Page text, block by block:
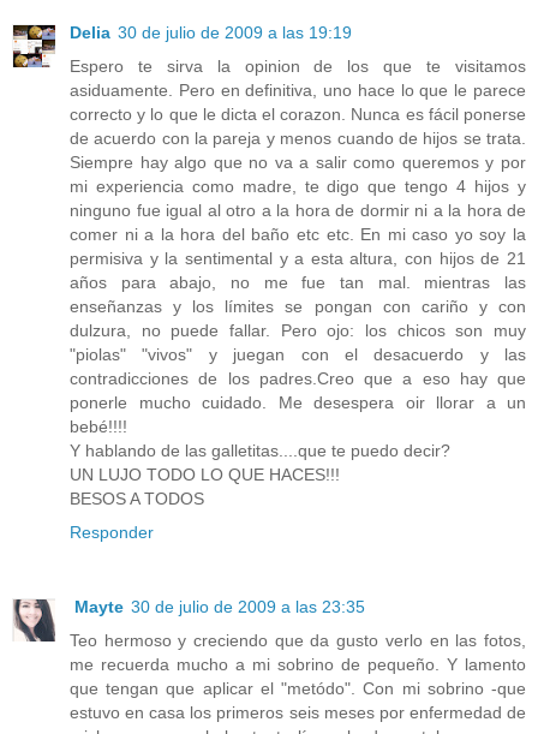
Delia 30 de julio de 2009 a las 19:19
Espero te sirva la opinion de los que te visitamos
asiduamente. Pero en definitiva, uno hace lo que le parece
correcto y lo que le dicta el corazon. Nunca es fácil ponerse
de acuerdo con la pareja y menos cuando de hijos se trata.
Siempre hay algo que no va a salir como queremos y por
mi experiencia como madre, te digo que tengo 4 hijos y
ninguno fue igual al otro a la hora de dormir ni a la hora de
comer ni a la hora del baño etc etc. En mi caso yo soy la
permisiva y la sentimental y a esta altura, con hijos de 21
años para abajo, no me fue tan mal. mientras las
enseñanzas y los límites se pongan con cariño y con
dulzura, no puede fallar. Pero ojo: los chicos son muy
"piolas" "vivos" y juegan con el desacuerdo y las
contradicciones de los padres.Creo que a eso hay que
ponerle mucho cuidado. Me desespera oir llorar a un
bebé!!!!
Y hablando de las galletitas....que te puedo decir?
UN LUJO TODO LO QUE HACES!!!
BESOS A TODOS
Responder
Mayte 30 de julio de 2009 a las 23:35
Teo hermoso y creciendo que da gusto verlo en las fotos,
me recuerda mucho a mi sobrino de pequeño. Y lamento
que tengan que aplicar el "metódo". Con mi sobrino -que
estuvo en casa los primeros seis meses por enfermedad de